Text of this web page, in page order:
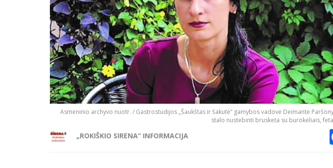
Asmeninio archyvo nuotr. / Gastrostudijos „Šaukštas ir šakutė“ gamybos vadovė Deimantė
stalo nustebinti brusketa su burokėliais,
„ROKIŠKIO SIRENA“ INFORMACIJA